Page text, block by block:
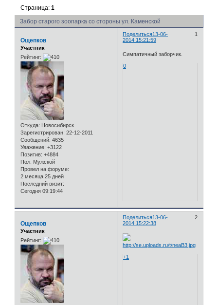
Забор старого зоопарка со стороны ул. Каменской
Страница:1
Поделиться 1
13-06-
2014 15:21:59
Ощепков
Участник
Рейтинг:
Откуда: Новосибирск
Зарегистрирован: 22-12-2011
Сообщений: 4635
Уважение: +3122
Позитив: +4884
Пол: Мужской
Провел на форуме:
2 месяца 25 дней
Последний визит:
Сегодня 09:19:44
Симпатичный заборчик.
0
Поделиться 2
13-06-
2014 15:22:38
Ощепков
Участник
Рейтинг:
+1